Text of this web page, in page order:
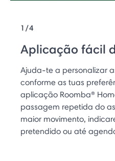
1/4
Aplicação fácil
Ajuda-te a personalizar
conforme as tuas
aplicação Roomba®
passagem repetida do
maior movimento,
pretendido ou até